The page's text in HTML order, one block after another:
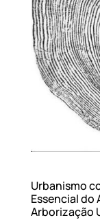
Urbanismo
Essencial do
Arborização